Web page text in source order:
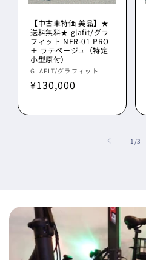
【中古車特価 美品】★
送料無料★ glafit/グラ
フィット NFR-01 PRO
＋ ラテベージュ（特定
小型原付）
販
売
GLAFIT/グラフィット
通
価
¥130,000
1 /の
3